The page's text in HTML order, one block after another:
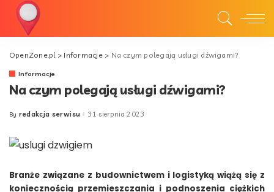
OpenZone.pl> Informacje> Na czym polegają usługi dźwigami?
Informacje
Na czym polegają usługi dźwigami?
Posted
By redakcja serwisu 31 sierpnia 2023
Branże związane z budownictwem i logistyką wiążą się z
koniecznością przemieszczania i podnoszenia ciężkich